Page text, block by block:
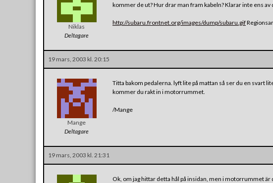
Niklas
Deltagare
kommer de ut? Hur drar man fram kabeln? Klarar inte ens av
http://subaru.frontnet.org/images/dump/subaru.gif
19 mars, 2003 kl. 20:15
Mange
Deltagare
Titta bakom pedalerna. lyft lite på mattan så ser du en svart
kommer du rakt in i motorrummet.
/Mange
19 mars, 2003 kl. 21:31
Ok, om jag hittar detta hål på insidan, men i motorrummet